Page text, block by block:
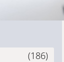
(186)